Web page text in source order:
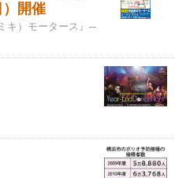
開催
キ）モータース』─